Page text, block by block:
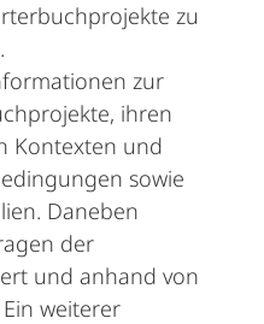
zu
zur
ihren
Kontexten und
sowie
Daneben
der
und anhand von
weiterer